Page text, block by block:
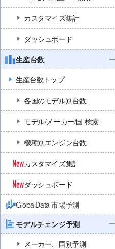
カスタマイズ集計
ダッシュボード
生産台数
生産台数トップ
各国のモデル別台数
モデル/メーカー/国 検索
機種別エンジン台数
カスタマイズ集計
ダッシュボード
GlobalData 市場予測
モデルチェンジ予測
メーカー、国別予測